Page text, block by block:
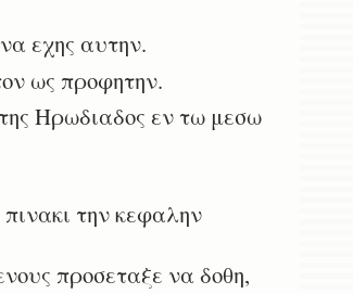
εχης αυτην.
ως προφητην.
Ηρωδιαδος εν τω μεσω
την κεφαλην
προσεταξε να δοθη,